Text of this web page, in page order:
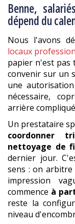
Benne,
dépend du
Nous l'avons
locaux
papier n'est pas
convenir sur un
une
nécessaire,
arrière
Un prestataire
coordonner
nettoyage de
dernier jour.
sens : on
impression
commence à
reste la
niveau